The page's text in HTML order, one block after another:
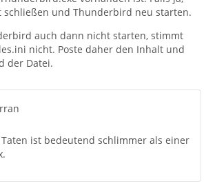
schließen und Thunderbird neu starten.
auch dann nicht starten, stimmt
nicht. Poste daher den Inhalt und
der Datei.
ist bedeutend schlimmer als einer